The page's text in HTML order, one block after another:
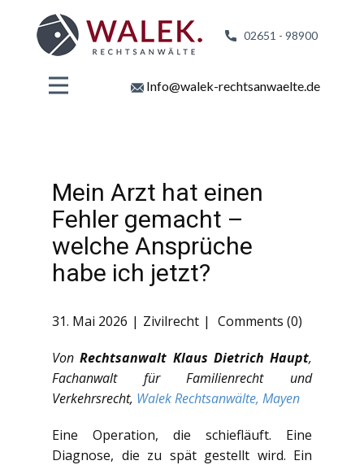
02651 - 98900
Info@walek-rechtsanwaelte.de
Mein Arzt hat einen
Fehler gemacht –
welche Ansprüche
habe ich jetzt?
31. Mai 2026 Zivilrecht Comments (0)
VonRechtsanwalt Klaus Dietrich Haupt,
Fachanwalt für Familienrecht und
Verkehrsrecht, Walek Rechtsanwälte, Mayen
Eine Operation, die schiefläuft. Eine
Diagnose, die zu spät gestellt wird. Ein